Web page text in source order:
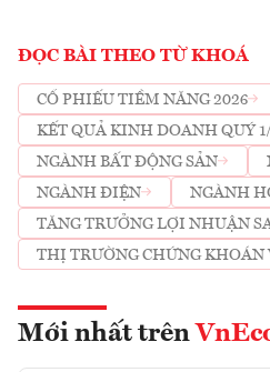
ĐỌC BÀI THEO TỪ KHOÁ
CỔ PHIẾU TIỀM NĂNG 2026
KẾT QUẢ KINH DOANH QUÝ
NGÀNH BẤT ĐỘNG SẢN
NGÀNH ĐIỆN
NGÀNH
TĂNG TRƯỞNG LỢI NHUẬN
THỊ TRƯỜNG CHỨNG KHOÁN
Mới nhất trên